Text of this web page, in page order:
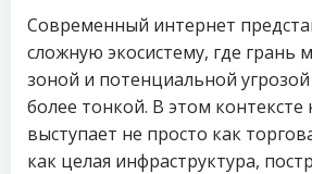
Современный интернет
сложную экосистему, где грань
зоной и потенциальной угрозой
более тонкой. В этом контексте
выступает не просто как
как целая инфраструктура,